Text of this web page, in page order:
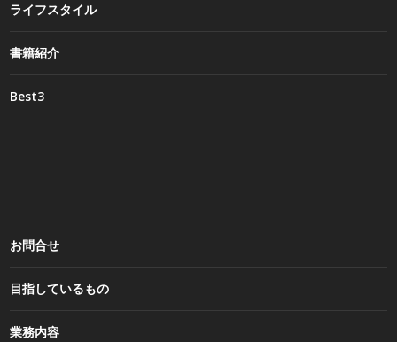
ライフスタイル
書籍紹介
Best3
お問合せ
目指しているもの
業務内容